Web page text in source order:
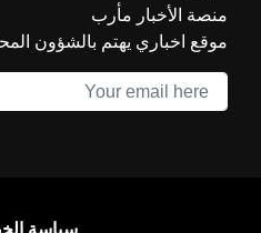
منصة الأخبار مأرب
موقع اخباري يهتم بالشؤون